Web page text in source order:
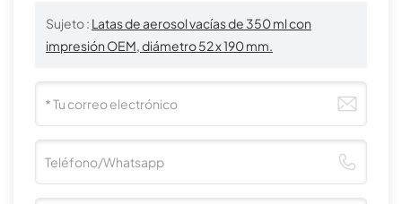
Sujeto : Latas de aerosol vacías de 350 ml con
impresión OEM, diámetro 52 x 190 mm.